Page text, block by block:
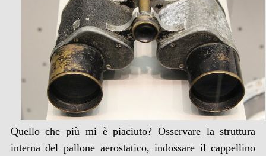
Quello che più mi è piaciuto? Osservare la struttura
interna del pallone aerostatico, indossare il cappellino